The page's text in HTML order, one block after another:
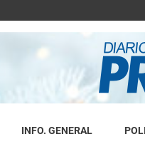
INFO. GENERAL